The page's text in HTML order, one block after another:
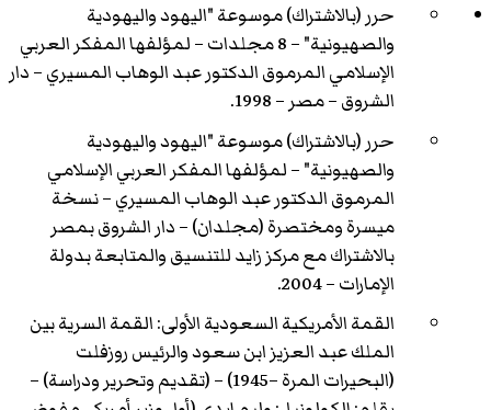
حرر (بالاشتراك) موسوعة "اليهود واليهودية
والصهيونية" – 8 مجلدات – لمؤلفها المفكر العربي
الإسلامي المرموق الدكتور عبد الوهاب المسيري – دار
الشروق – مصر – 1998.
حرر (بالاشتراك) موسوعة "اليهود واليهودية
والصهيونية" – لمؤلفها المفكر العربي الإسلامي
المرموق الدكتور عبد الوهاب المسيري – نسخة
ميسرة ومختصرة (مجلدان) – دار الشروق بمصر
بالاشتراك مع مركز زايد للتنسيق والمتابعة بدولة
الإمارات – 2004.
القمة الأمريكية السعودية الأولى: القمة السرية بين
الملك عبد العزيز ابن سعود والرئيس روزفلت
(البحيرات المرة –1945) – (تقديم وتحرير ودراسة) –